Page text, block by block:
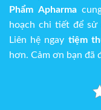
Phẩm Apharma
hoạch chi tiết để
Liên hệ ngay tiệm
hơn. Cảm ơn bạn đã